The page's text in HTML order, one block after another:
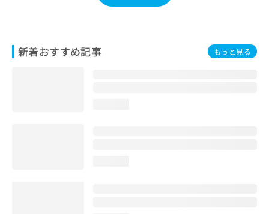
新着おすすめ記事 もっと見る
合
わ